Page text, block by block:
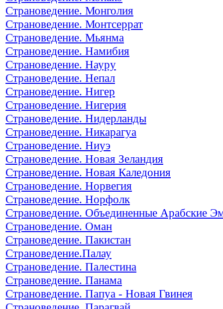
Страноведение. Монголия
Страноведение. Монтсеррат
Страноведение. Мьянма
Страноведение. Намибия
Страноведение. Науру
Страноведение. Непал
Страноведение. Нигер
Страноведение. Нигерия
Страноведение. Нидерланды
Страноведение. Никарагуа
Страноведение. Ниуэ
Страноведение. Новая Зеландия
Страноведение. Новая Каледония
Страноведение. Норвегия
Страноведение. Норфолк
Страноведение. Объединенные Арабские
Страноведение. Оман
Страноведение. Пакистан
Страноведение.Палау
Страноведение. Палестина
Страноведение. Панама
Страноведение. Папуа - Новая Гвинея